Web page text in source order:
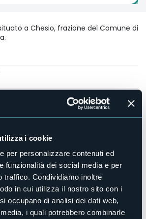
i cookie
per personalizzare contenuti ed
funzionalità dei social media e per
traffico. Condividiamo inoltre
in cui utilizza il nostro sito con i
occupano di analisi dei dati web,
i quali potrebbero combinarle
a Chesio, frazione del Comune di